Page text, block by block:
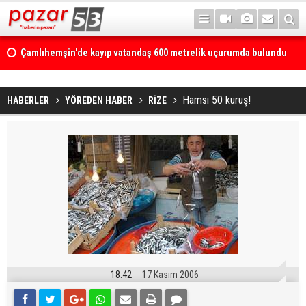
Çamlıhemşin'de kayıp vatandaş 600 metrelik uçurumda bulundu
HABERLER YÖREDEN HABER RİZE Hamsi 50 kuruş!
18:42 17 Kasım 2006